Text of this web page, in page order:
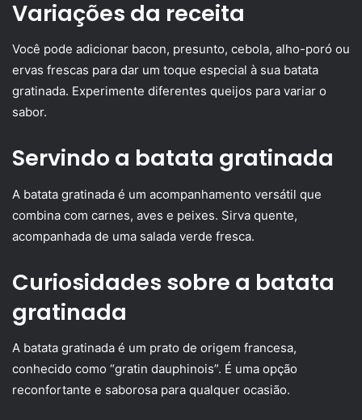
Variações da receita
Você pode adicionar bacon, presunto, cebola, alho-poró ou
ervas frescas para dar um toque especial à sua batata
gratinada. Experimente diferentes queijos para variar o
sabor.
Servindo a batata gratinada
A batata gratinada é um acompanhamento versátil que
combina com carnes, aves e peixes. Sirva quente,
acompanhada de uma salada verde fresca.
Curiosidades sobre a batata
gratinada
A batata gratinada é um prato de origem francesa,
conhecido como “gratin dauphinois”. É uma opção
reconfortante e saborosa para qualquer ocasião.